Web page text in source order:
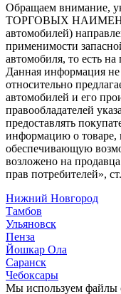
Обращаем
ТОРГОВЫХ
автомобилей)
применимости
автомобиля, то есть на
Данная информация не
относительно
автомобилей и его
правообладателей
предоставлять
информацию о товаре,
обеспечивающую
возложено на
прав потребителей»,
Нижний Новгород
Тамбов
Ульяновск
Пенза
Йошкар Ола
Саранск
Чебоксары
Мы используем файлы